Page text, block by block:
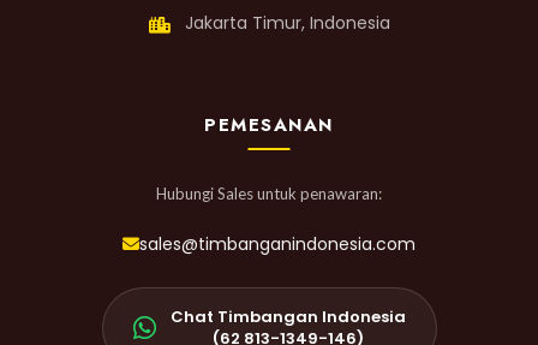
Jakarta Timur, Indonesia
PEMESANAN
Hubungi Sales untuk penawaran:
sales@timbanganindonesia.com
Chat Timbangan Indonesia
(62 813-1349-146)